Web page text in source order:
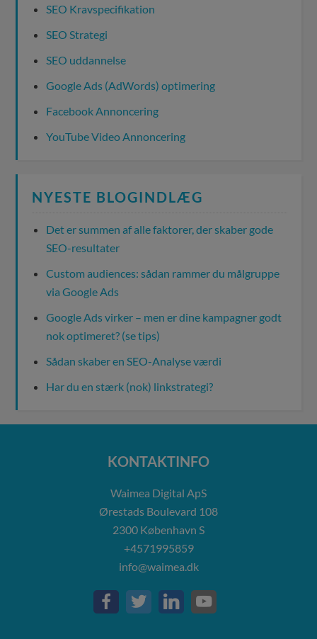
SEO Kravspecifikation
SEO Strategi
SEO uddannelse
Google Ads (AdWords) optimering
Facebook Annoncering
YouTube Video Annoncering
NYESTE BLOGINDLÆG
Det er summen af alle faktorer, der skaber gode
SEO-resultater
Custom audiences: sådan rammer du målgruppe
via Google Ads
Google Ads virker – men er dine kampagner godt
nok optimeret? (se tips)
Sådan skaber en SEO-Analyse værdi
Har du en stærk (nok) linkstrategi?
KONTAKTINFO
Waimea Digital ApS
Ørestads Boulevard 108
2300 København S
+4571995859
info@waimea.dk